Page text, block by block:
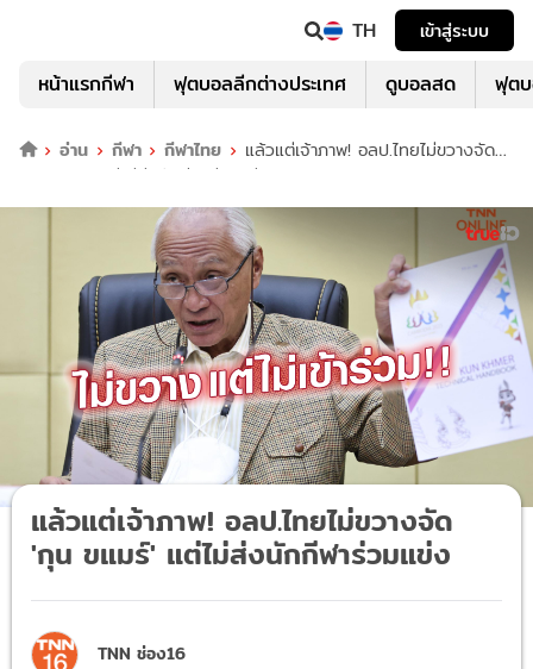
TH เข้าสู่ระบบ
หน้าแรกกีฬา ฟุตบอลลีกต่างประเทศ ดูบอลสด ฟุต
อ่าน กีฬา กีฬาไทย
แล้วแต่เจ้าภาพ! อลป.ไทยไม่ขวางจัด
'กุน ขแมร์' แต่ไม่ส่งนักกีฬาร่วมแข่ง
แล้วแต่เจ้าภาพ! อลป.ไทยไม่ขวางจัด
'กุน ขแมร์' แต่ไม่ส่งนักกีฬาร่วมแข่ง
TNN ช่อง16